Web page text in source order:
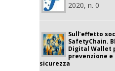
2020, n. 0
Sull’effetto
SafetyChain.
Digital Wallet
prevenzione
sicurezza